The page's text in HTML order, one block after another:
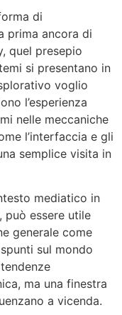
di
prima ancora di
quel presepio
si presentano in
voglio
l’esperienza
nelle meccaniche
l’interfaccia e gli
semplice visita in
mediatico in
può essere utile
generale come
sul mondo
ma una finestra
a vicenda.